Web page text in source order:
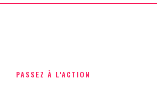
PASSEZ À L'ACTION